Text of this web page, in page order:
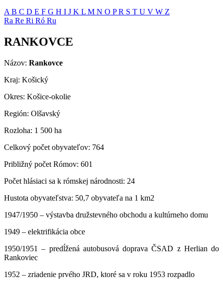
A B C D E F G H I J K L M N O PR S T U V W Z
Ra Re Ri Ró Ru
RANKOVCE
Názov: Rankovce
Kraj: Košický
Okres: Košice-okolie
Región: Olšavský
Rozloha: 1 500 ha
Celkový počet obyvateľov: 764
Približný počet Rómov: 601
Počet hlásiaci sa k rómskej národnosti: 24
Hustota obyvateľstva: 50,7 obyvateľa na 1 km2
1947/1950 – výstavba družstevného obchodu a kultúrneho domu
1949 – elektrifikácia obce
1950/1951 – predĺžená autobusová doprava ČSAD z Herlian do
Rankoviec
1952 – zriadenie prvého JRD, ktoré sa v roku 1953 rozpadlo